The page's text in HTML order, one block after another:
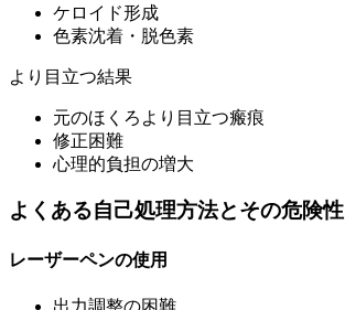
ケロイド形成
色素沈着・脱色素
より目立つ結果
元のほくろより目立つ瘢痕
修正困難
心理的負担の増大
よくある自己処理方法とその危険性
レーザーペンの使用
出力調整の困難